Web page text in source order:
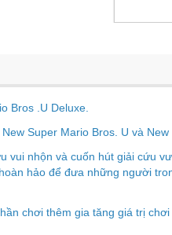
Bros .U Deluxe.
Super Mario Bros. U và New
nhộn và cuốn hút giải cứu
hảo để đưa những người
chơi thêm gia tăng giá trị